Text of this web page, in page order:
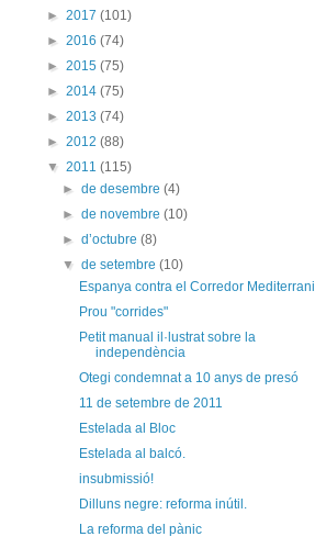
► 2017 (101)
► 2016 (74)
► 2015 (75)
► 2014 (75)
► 2013 (74)
► 2012 (88)
▼ 2011 (115)
►de desembre(4)
►de novembre(10)
►d’octubre(8)
▼de setembre(10)
Espanya contra el Corredor Mediterrani
Prou "corrides"
Petit manual il·lustrat sobre la
independència
Otegi condemnat a 10 anys de presó
11 de setembre de 2011
Estelada al Bloc
Estelada al balcó.
insubmissió!
Dilluns negre: reforma inútil.
La reforma del pànic